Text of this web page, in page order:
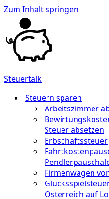
Zum Inhalt springen
Steuertalk
Steuern sparen
Arbeitszimmer
Steuer absetzen
Erbschaftssteuer
Firmenwagen
Österreich auf